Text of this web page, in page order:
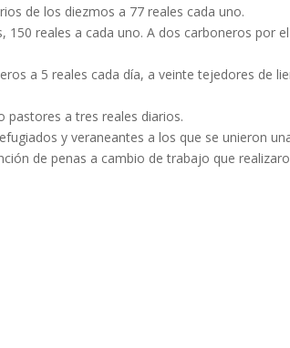
de los diezmos a 77 reales cada uno.
reales a cada uno. A dos carboneros por el
a 5 reales cada día, a veinte tejedores de
pastores a tres reales diarios.
y veraneantes a los que se unieron
de penas a cambio de trabajo que